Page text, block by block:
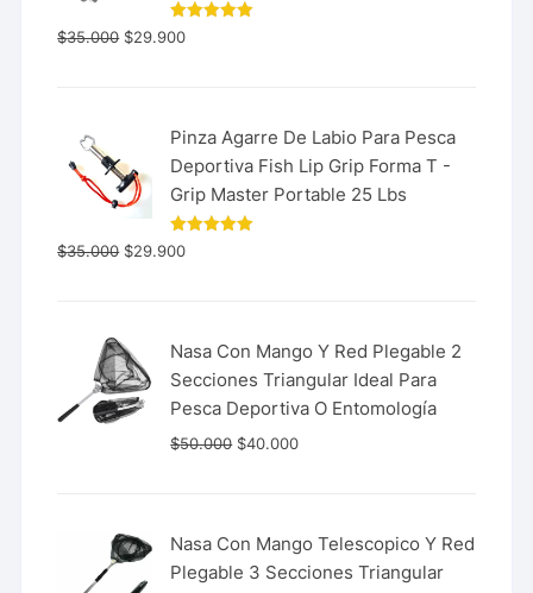
Valorado
con
$35.000 $29.900
Pinza Agarre De Labio Para Pesca
Deportiva Fish Lip Grip Forma T -
Grip Master Portable 25 Lbs
Valorado
con
$35.000 $29.900
Nasa Con Mango Y Red Plegable 2
Secciones Triangular Ideal Para
Pesca Deportiva O Entomología
$50.000 $40.000
Nasa Con Mango Telescopico Y Red
Plegable 3 Secciones Triangular